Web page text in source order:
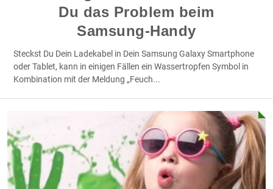
Du das Problem beim
Samsung-Handy
Steckst Du Dein Ladekabel in Dein Samsung Galaxy Smartphone
oder Tablet, kann in einigen Fällen ein Wassertropfen Symbol in
Kombination mit der Meldung „Feuch...